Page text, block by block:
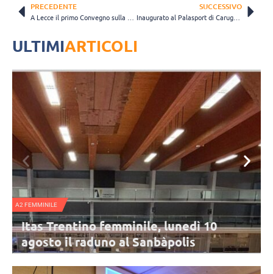
PRECEDENTE SUCCESSIVO
Inaugurato al Palasport di Carugate il progetto Advan+Age
ULTIMIARTICOLI
femminile, lunedì 10
al Sanbàpolis
Sanbàpolis. Presenti tutte le atlete in rosa,
NAZIONALE FEMMINILE
Nazionale B
dalla Svezia di
Urbino
3-2 contro la Svezia. Top